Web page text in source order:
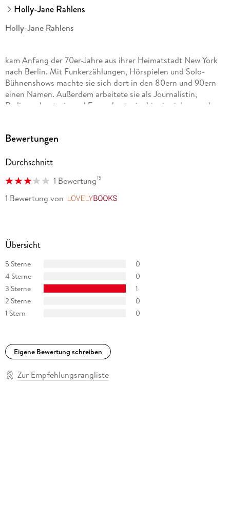
Holly-Jane Rahlens
Holly-Jane Rahlens
kam Anfang der 70er-Jahre aus ihrer Heimatstadt New York
nach Berlin. Mit Funkerzählungen, Hörspielen und Solo-
Bühnenshows machte sie sich dort in den 80ern und 90ern
einen Namen. Außerdem arbeitete sie als Journalistin,
Radiomoderatorin und Fernsehautorin, bis sie sich ganz dem
in Düsseldorf, wo sie auch bis heute lebt. Sie ist als
ebenso wie Sachbücher aus dem Englischen und
Französischen ins Deutsche übertragen. Zu den von ihr
übersetzten Autoren gehören u. a. Kamila Shamsie, Patrick
Bewertungen
Durchschnitt
1 Bewertung15
1 Bewertung von
Übersicht
5 Sterne
0
4 Sterne
0
3 Sterne
1
2 Sterne
0
1 Stern
0
Eigene Bewertung schreiben
Zur Empfehlungsrangliste